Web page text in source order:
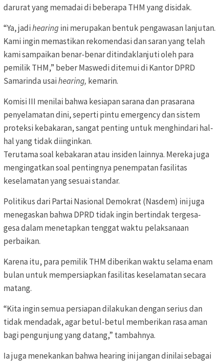
darurat yang memadai di beberapa THM yang disidak.
“Ya, jadihearingini merupakan bentuk pengawasan lanjutan.
Kami ingin memastikan rekomendasi dan saran yang telah
kami sampaikan benar-benar ditindaklanjuti oleh para
pemilik THM,” beber Maswedi ditemui di Kantor DPRD
Samarinda usaihearing, kemarin.
Komisi III menilai bahwa kesiapan sarana dan prasarana
penyelamatan dini, seperti pintu emergency dan sistem
proteksi kebakaran, sangat penting untuk menghindari hal-
hal yang tidak diinginkan.
Terutama soal kebakaran atau insiden lainnya. Mereka juga
mengingatkan soal pentingnya penempatan fasilitas
keselamatan yang sesuai standar.
Politikus dari Partai Nasional Demokrat (Nasdem) ini juga
menegaskan bahwa DPRD tidak ingin bertindak tergesa-
gesa dalam menetapkan tenggat waktu pelaksanaan
perbaikan.
Karena itu, para pemilik THM diberikan waktu selama enam
bulan untuk mempersiapkan fasilitas keselamatan secara
matang.
“Kita ingin semua persiapan dilakukan dengan serius dan
tidak mendadak, agar betul-betul memberikan rasa aman
bagi pengunjung yang datang,” tambahnya.
Ia juga menekankan bahwa hearing ini jangan dinilai sebagai